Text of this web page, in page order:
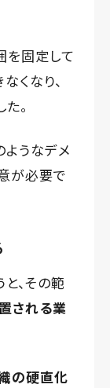
を固定して
くなり、
。
うなデメ
が必要で
、その範
される業
の硬直化